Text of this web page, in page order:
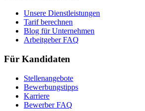
Unsere Dienstleistungen
Tarif berechnen
Blog für Unternehmen
Arbeitgeber FAQ
Für Kandidaten
Stellenangebote
Bewerbungstipps
Karriere
Bewerber FAQ